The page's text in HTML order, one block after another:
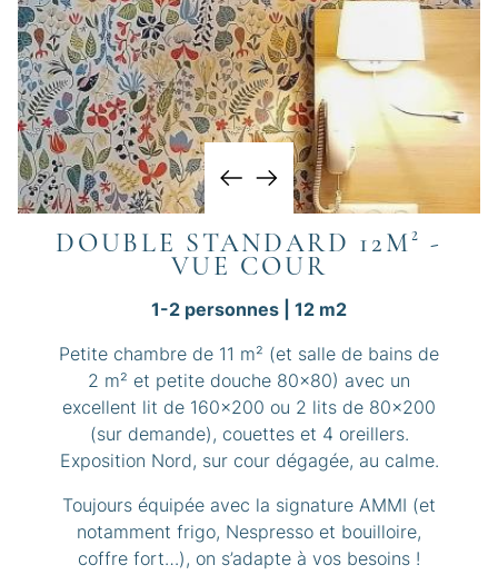
DOUBLE STANDARD 12M² -
VUE COUR
1-2 personnes | 12 m2
Petite chambre de 11 m² (et salle de bains de
2 m² et petite douche 80x80) avec un
excellent lit de 160x200 ou 2 lits de 80x200
(sur demande), couettes et 4 oreillers.
Exposition Nord, sur cour dégagée, au calme.
Toujours équipée avec la signature AMMI (et
notamment frigo, Nespresso et bouilloire,
coffre fort…), on s’adapte à vos besoins !